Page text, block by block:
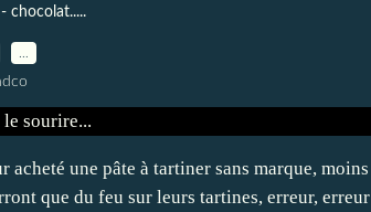
chocolat.....
une pâte à tartiner sans marque, moins
que du feu sur leurs tartines, erreur, erreur